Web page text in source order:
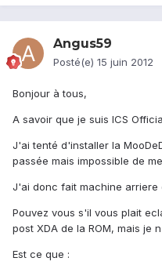
Angus59
Posté(e) 15 juin 2012
Bonjour à tous,
A savoir que je suis ICS
J'ai tenté d'installer la
passée mais impossible de
J'ai donc fait machine arriere
Pouvez vous s'il vous plait
post XDA de la ROM, mais je
Est ce que :